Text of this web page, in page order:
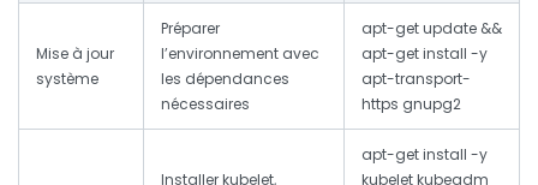
Mise à jour
système
Préparer
l’environnement avec
les dépendances
nécessaires
apt-get update &&
apt-get install -y
apt-transport-
https gnupg2
Installer kubelet,
apt-get install -y
kubelet kubeadm